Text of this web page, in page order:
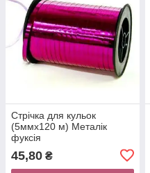
Стрічка для кульок
(5ммх120 м) Металік
фуксія
45,80 ₴